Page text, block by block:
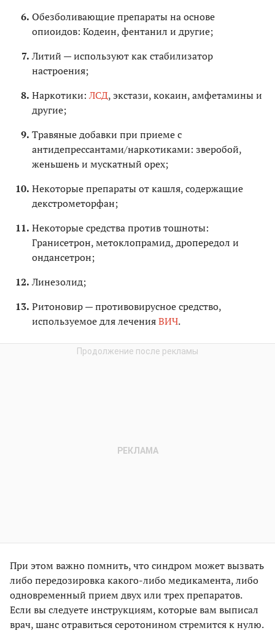
Обезболивающие препараты на основе
опиоидов: Кодеин, фентанил и другие;
Литий — используют как стабилизатор
настроения;
Наркотики: ЛСД, экстази, кокаин, амфетамины и
другие;
Травяные добавки при приеме с
антидепрессантами/наркотиками: зверобой,
женьшень и мускатный орех;
Некоторые препараты от кашля, содержащие
декстрометорфан;
Некоторые средства против тошноты:
Гранисетрон, метоклопрамид, дропередол и
ондансетрон;
Линезолид;
Ритоновир — противовирусное средство,
используемое для леченияВИЧ.
При этом важно помнить, что синдром может вызвать
либо передозировка какого-либо медикамента, либо
одновременный прием двух или трех препаратов.
Если вы следуете инструкциям, которые вам выписал
врач, шанс отравиться серотонином стремится к нулю.